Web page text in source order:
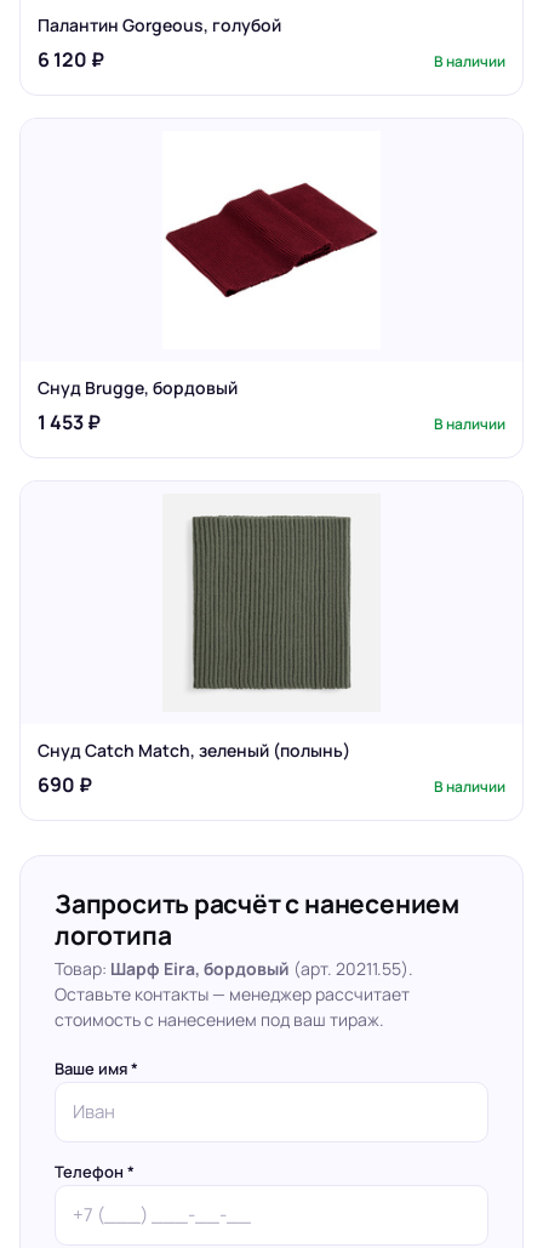
Палантин Gorgeous, голубой
6 120 ₽ В наличии
Снуд Brugge, бордовый
1 453 ₽ В наличии
Снуд Catch Match, зеленый (полынь)
690 ₽ В наличии
Запросить расчёт с нанесением
логотипа
Товар: Шарф Eira, бордовый (арт. 20211.55).
Оставьте контакты — менеджер рассчитает
стоимость с нанесением под ваш тираж.
Ваше имя *
Телефон *